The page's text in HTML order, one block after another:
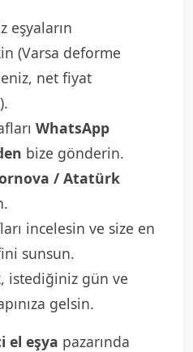
eşyaların
(Varsa deforme
net fiyat
WhatsApp
bize gönderin.
/ Atatürk
incelesin ve size en
sunsun.
istediğiniz gün ve
gelsin.
el eşya pazarında